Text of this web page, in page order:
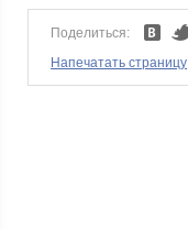
Поделиться:
Напечатать страницу